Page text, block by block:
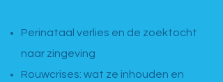
Perinataal verlies en de zoektocht
naar zingeving
Rouwcrises: wat ze inhouden en